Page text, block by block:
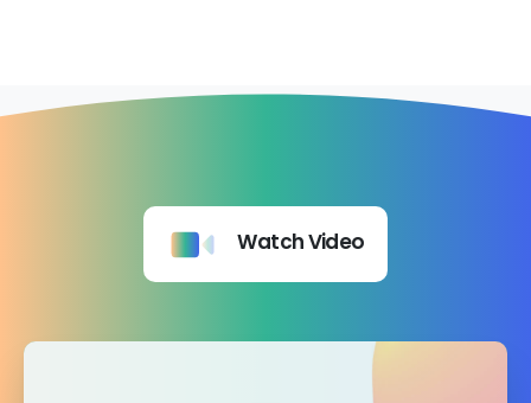
Watch Video